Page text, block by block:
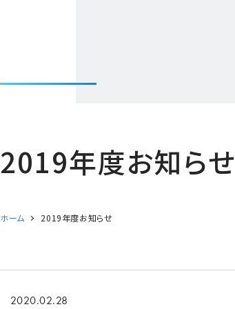
2019年度お知らせ
ホーム 2019年度お知らせ
2020.02.28